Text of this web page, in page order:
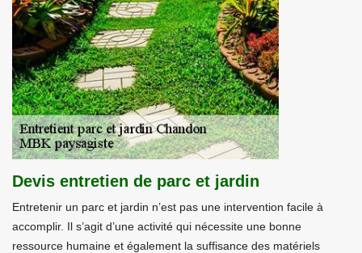
Devis entretien de parc et jardin
Entretenir un parc et jardin n’est pas une intervention facile à
accomplir. Il s’agit d’une activité qui nécessite une bonne
ressource humaine et également la suffisance des matériels